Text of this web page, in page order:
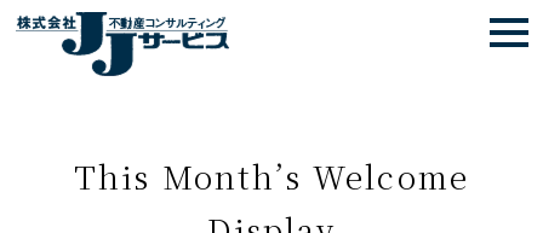
This Month’s Welcome